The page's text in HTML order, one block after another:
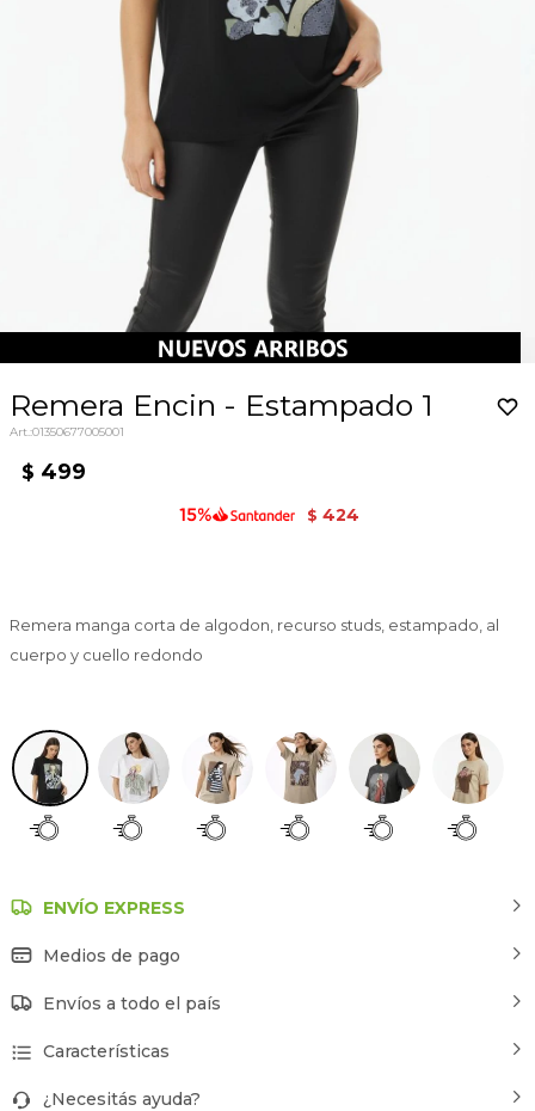
Remera Encin - Estampado 1
01350677005001
$ 499
$ 424
Remera manga corta de algodon, recurso studs, estampado, al
cuerpo y cuello redondo
ENVÍO EXPRESS
Medios de pago
Envíos a todo el país
Características
¿Necesitás ayuda?